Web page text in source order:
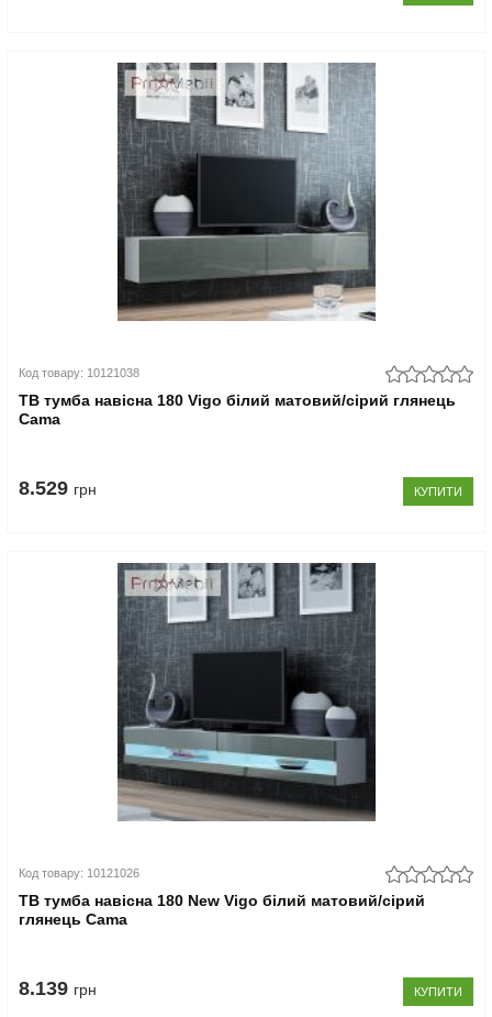
Код товару: 10121038
ТВ тумба навісна 180 Vigo білий матовий/сірий глянець
Cama
8.529 грн КУПИТИ
Код товару: 10121026
ТВ тумба навісна 180 New Vigo білий матовий/сірий
глянець Cama
8.139 грн КУПИТИ